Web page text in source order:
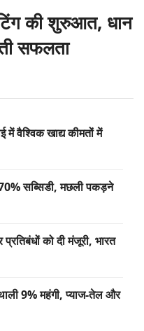
की शुरुआत, धान
सफलता
वैश्विक खाद्य कीमतों में
सब्सिडी, मछली पकड़ने
को दी मंजूरी, भारत
9% महंगी, प्याज-तेल और